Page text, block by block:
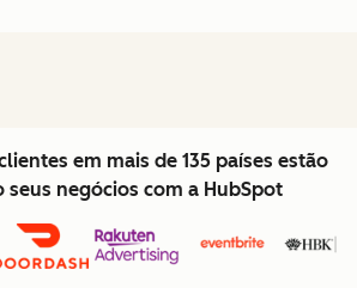
em mais de 135 países estão
seus negócios com a HubSpot